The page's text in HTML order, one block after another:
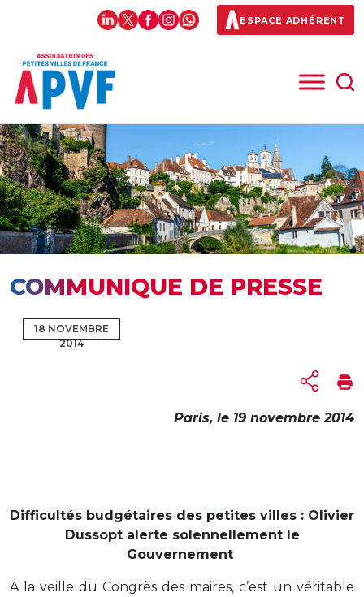
ESPACE ADHÉRENT
COMMUNIQUE DE PRESSE
18 NOVEMBRE
2014
Paris, le 19 novembre 2014
Difficultés budgétaires des petites villes : Olivier
Dussopt alerte solennellement le
Gouvernement
A la veille du Congrès des maires, c’est un véritable